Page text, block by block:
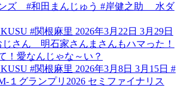
ズ #和田まんじゅう #岸健之助 水ダ
#関根麻里 2026年3月22日 3月29日
じさん 明石家さんまさんもハマった！
！愛なんじゃな～い？
#関根麻里 2026年3月8日 3月15日 #
１グランプリ2026 セミファイナリス